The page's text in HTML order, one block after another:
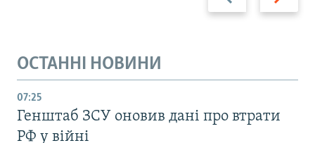
ОСТАННІ НОВИНИ
07:25
Генштаб ЗСУ оновив дані про втрати
РФ у війні